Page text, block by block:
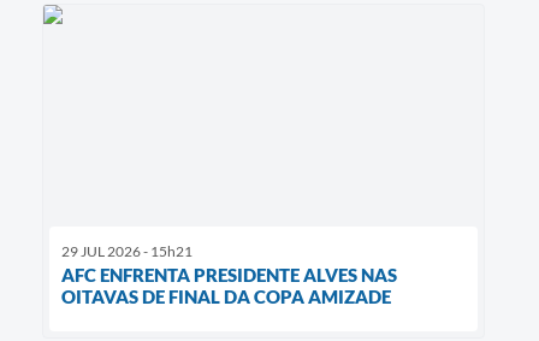
29 JUL 2026 - 15h21
AFC ENFRENTA PRESIDENTE ALVES NAS
OITAVAS DE FINAL DA COPA AMIZADE